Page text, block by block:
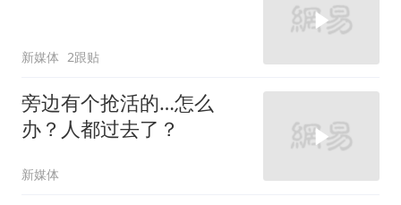
新媒体 2跟贴
旁边有个抢活的…怎么
办？人都过去了？
新媒体